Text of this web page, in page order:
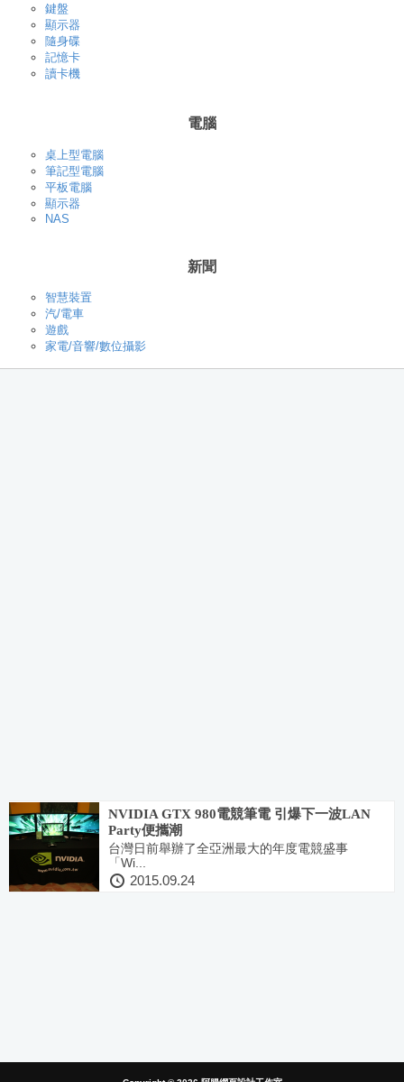
鍵盤
顯示器
隨身碟
記憶卡
讀卡機
電腦
桌上型電腦
筆記型電腦
平板電腦
顯示器
NAS
新聞
智慧裝置
汽/電車
遊戲
家電/音響/數位攝影
NVIDIA GTX 980電競筆電 引爆下一波LAN
Party便攜潮
台灣日前舉辦了全亞洲最大的年度電競盛事
「Wi...
2015.09.24